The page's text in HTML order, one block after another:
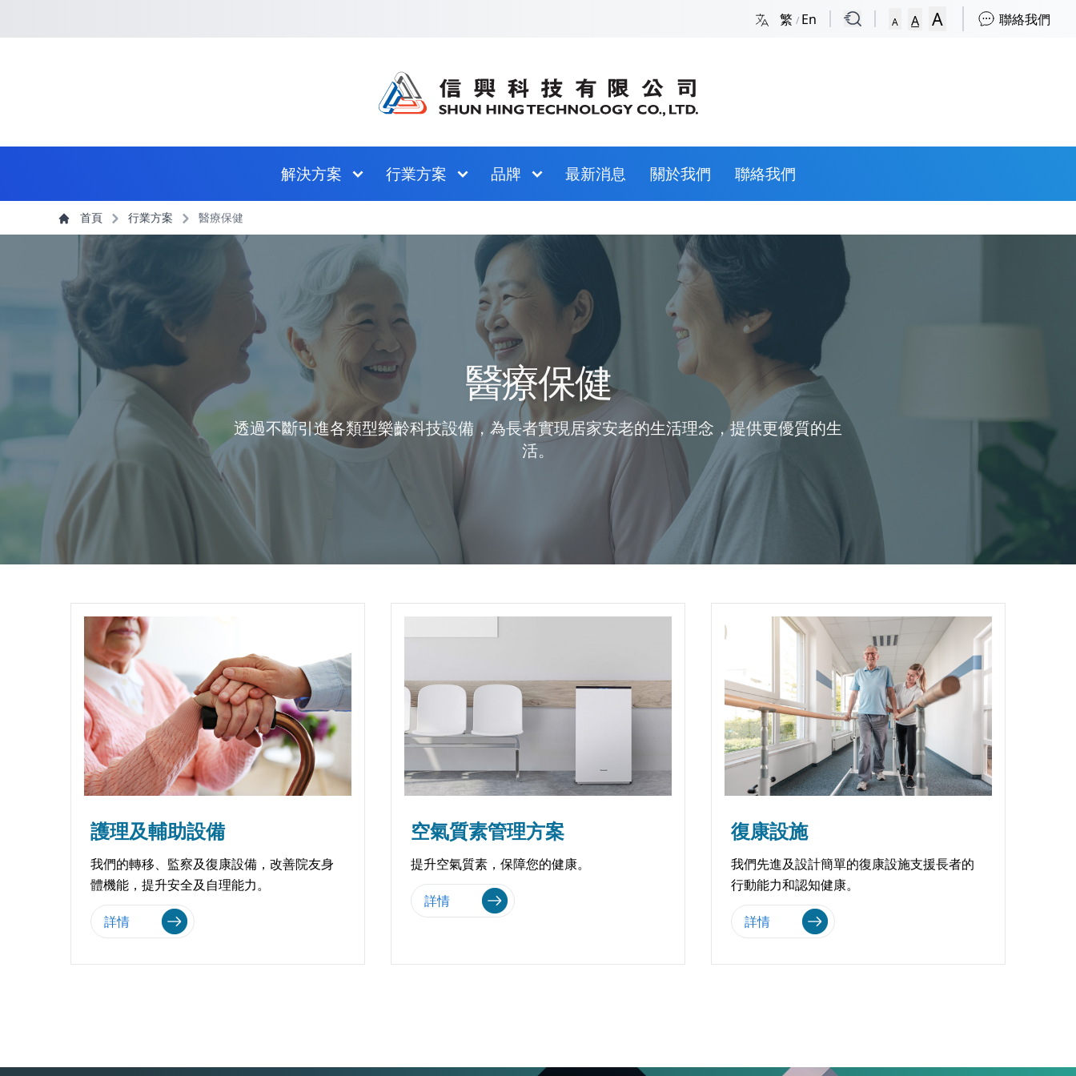
繁/ En A A A 聯絡我們
解決方案 行業方案 品牌 最新消息 關於我們 聯絡我們
首頁 行業方案 醫療保健
醫療保健
透過不斷引進各類型樂齡科技設備，為長者實現居家安老的生活理念，提供更優質的生
活。
護理及輔助設備
我們的轉移、監察及復康設備，改善院友身
體機能，提升安全及自理能力。
詳情
空氣質素管理方案
提升空氣質素，保障您的健康。
詳情
復康設施
我們先進及設計簡單的復康設施支援長者的
行動能力和認知健康。
詳情